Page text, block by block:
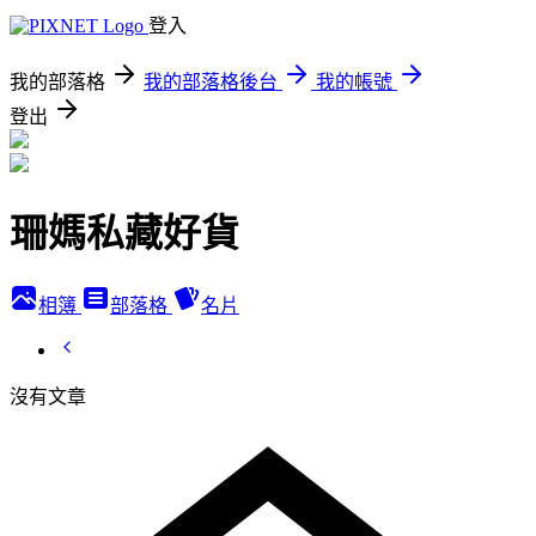
登入
我的部落格 我的部落格後台
我的帳號
登出
珊媽私藏好貨
相簿 部落格 名片
沒有文章